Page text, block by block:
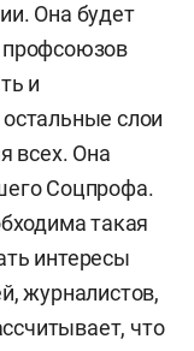
Она будет
профсоюзов
и
слои
всех. Она
Соцпрофа.
такая
интересы
журналистов,
что